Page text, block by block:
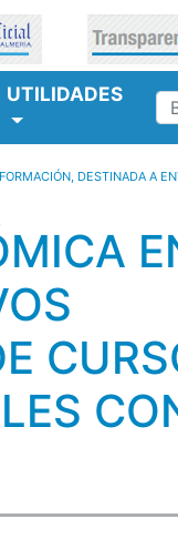
UTILIDADES
DESTINADA A